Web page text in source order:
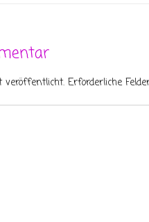
veröffentlicht. Erforderliche